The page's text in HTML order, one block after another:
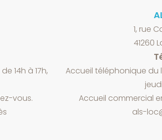
14h à 17h,
vous.
1, rue
41260
Accueil téléphonique du
Accueil commercial
als-